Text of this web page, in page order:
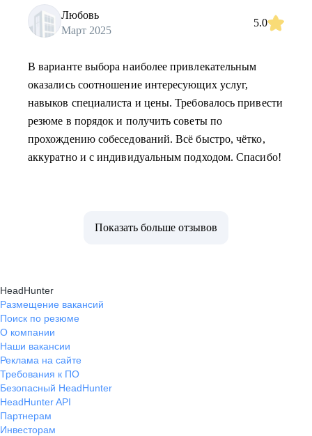
Любовь
Март 2025
5.0
В варианте выбора наиболее привлекательным
оказались соотношение интересующих услуг,
навыков специалиста и цены. Требовалось привести
резюме в порядок и получить советы по
прохождению собеседований. Всё быстро, чётко,
аккуратно и с индивидуальным подходом. Спасибо!
Показать больше отзывов
HeadHunter
Размещение вакансий
Поиск по резюме
О компании
Наши вакансии
Реклама на сайте
Требования к ПО
Безопасный HeadHunter
HeadHunter API
Партнерам
Инвесторам